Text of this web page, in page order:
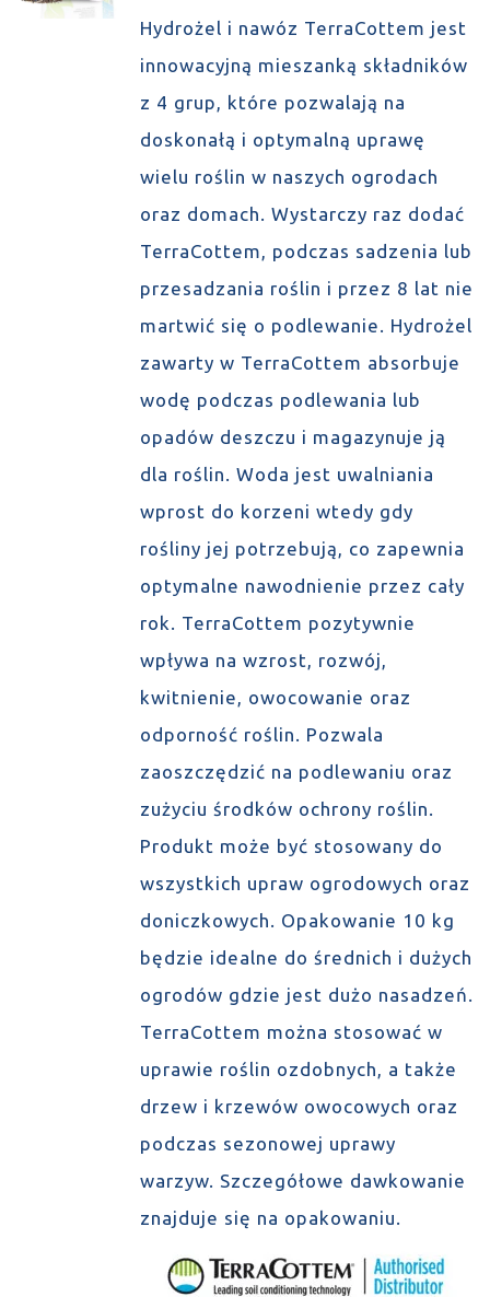
Hydrożel i nawóz TerraCottem jest
innowacyjną mieszanką składników
z 4 grup, które pozwalają na
doskonałą i optymalną uprawę
wielu roślin w naszych ogrodach
oraz domach. Wystarczy raz dodać
TerraCottem, podczas sadzenia lub
przesadzania roślin i przez 8 lat nie
martwić się o podlewanie. Hydrożel
zawarty w TerraCottem absorbuje
wodę podczas podlewania lub
opadów deszczu i magazynuje ją
dla roślin. Woda jest uwalniania
wprost do korzeni wtedy gdy
rośliny jej potrzebują, co zapewnia
optymalne nawodnienie przez cały
rok. TerraCottem pozytywnie
wpływa na wzrost, rozwój,
kwitnienie, owocowanie oraz
odporność roślin. Pozwala
zaoszczędzić na podlewaniu oraz
zużyciu środków ochrony roślin.
Produkt może być stosowany do
wszystkich upraw ogrodowych oraz
doniczkowych. Opakowanie 10 kg
będzie idealne do średnich i dużych
ogrodów gdzie jest dużo nasadzeń.
TerraCottem można stosować w
uprawie roślin ozdobnych, a także
drzew i krzewów owocowych oraz
podczas sezonowej uprawy
warzyw. Szczegółowe dawkowanie
znajduje się na opakowaniu.